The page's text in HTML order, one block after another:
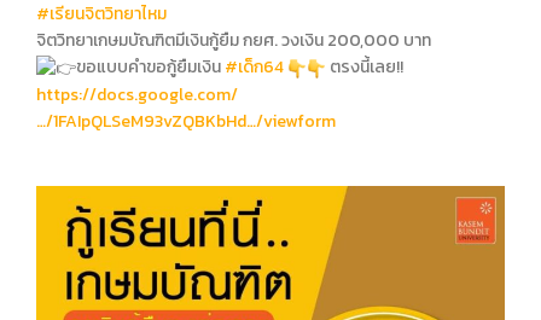
#เรียนจิตวิทยาไหม
จิตวิทยาเกษมบัณฑิตมีเงินกู้ยืม กยศ. วงเงิน 200,000 บาท
ขอแบบคำขอกู้ยืมเงิน#เด็ก64
ตรงนี้เลย!!
https://docs.google.com/
…/1FAIpQLSeM93vZQBKbHd…/viewform